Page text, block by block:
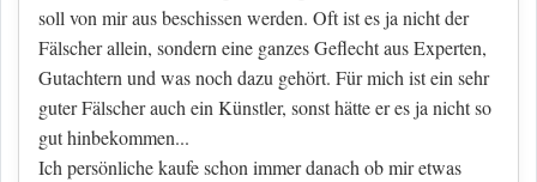
soll von mir aus beschissen werden. Oft ist es ja nicht der
Fälscher allein, sondern eine ganzes Geflecht aus Experten,
Gutachtern und was noch dazu gehört. Für mich ist ein sehr
guter Fälscher auch ein Künstler, sonst hätte er es ja nicht so
gut hinbekommen...
Ich persönliche kaufe schon immer danach ob mir etwas